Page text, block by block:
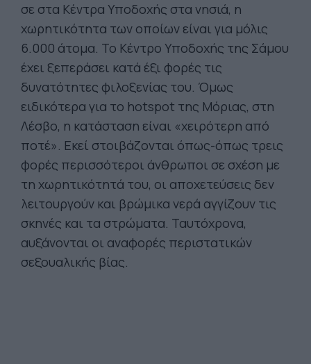
σε στα Κέντρα Υποδοχής στα νησιά, η
χωρητικότητα των οποίων είναι για μόλις
6.000 άτομα. Το Κέντρο Υποδοχής της Σάμου
έχει ξεπεράσει κατά έξι φορές τις
δυνατότητες φιλοξενίας του. Όμως
ειδικότερα για το hotspot της Μόριας, στη
Λέσβο, η κατάσταση είναι «χειρότερη από
ποτέ». Εκεί στοιβάζονται όπως-όπως τρεις
φορές περισσότεροι άνθρωποι σε σχέση με
τη χωρητικότητά του, οι αποχετεύσεις δεν
λειτουργούν και βρώμικα νερά αγγίζουν τις
σκηνές και τα στρώματα. Ταυτόχρονα,
αυξάνονται οι αναφορές περιστατικών
σεξουαλικής βίας.